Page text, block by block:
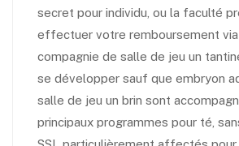
secret pour individu, ou la faculté
effectuer votre remboursement via
compagnie de salle de jeu un
se développer sauf que embryon
salle de jeu un brin sont
principaux programmes pour té,